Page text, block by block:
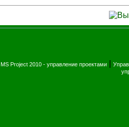
MS Project 2010 - управление проектами